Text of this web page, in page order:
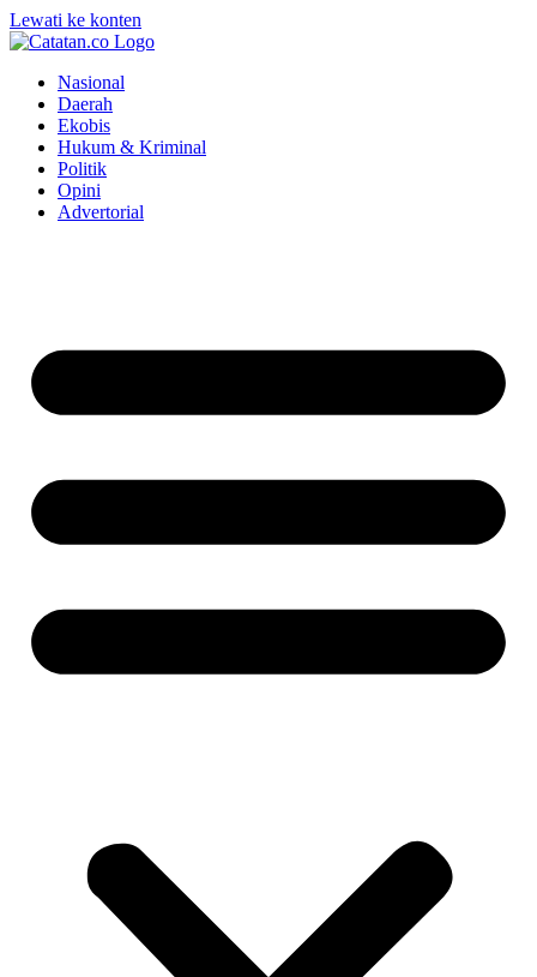
Lewati ke konten
Nasional
Daerah
Ekobis
Hukum & Kriminal
Politik
Opini
Advertorial